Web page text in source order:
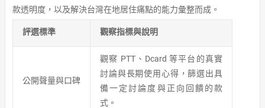
款透明度，以及解決台灣在地居住痛點的能力彙整而成。
評選標準 觀察指標與說明
公開聲量與口碑
觀察 PTT、Dcard 等平台的真實
討論與長期使用心得，篩選出具
備一定討論度與正向回饋的款
式。